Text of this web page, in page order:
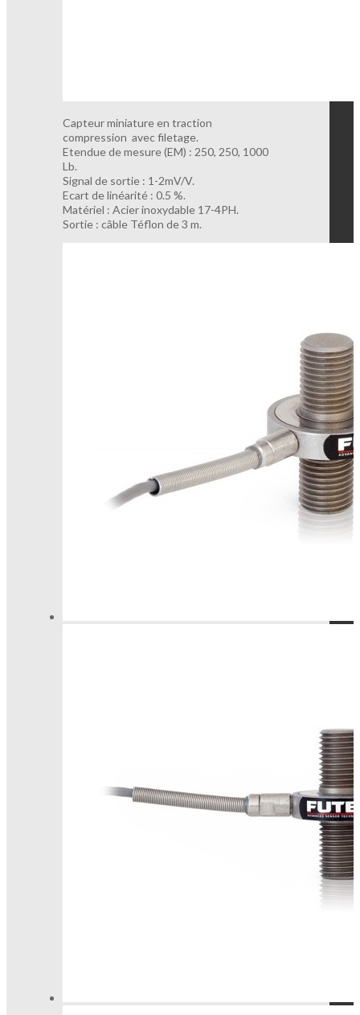
Capteur miniature en traction
compression avec filetage.
Etendue de mesure (EM) : 250, 250, 1000
Lb.
Signal de sortie : 1-2mV/V.
Ecart de linéarité : 0.5 %.
Matériel : Acier inoxydable 17-4PH.
Sortie : câble Téflon de 3 m.